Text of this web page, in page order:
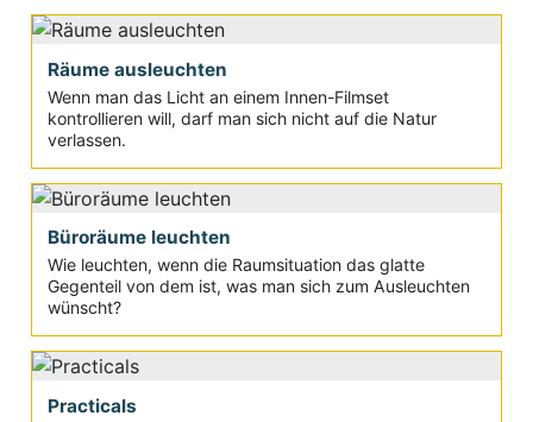
Räume ausleuchten
Wenn man das Licht an einem Innen-Filmset
kontrollieren will, darf man sich nicht auf die Natur
verlassen.
Büroräume leuchten
Wie leuchten, wenn die Raumsituation das glatte
Gegenteil von dem ist, was man sich zum Ausleuchten
wünscht?
Practicals